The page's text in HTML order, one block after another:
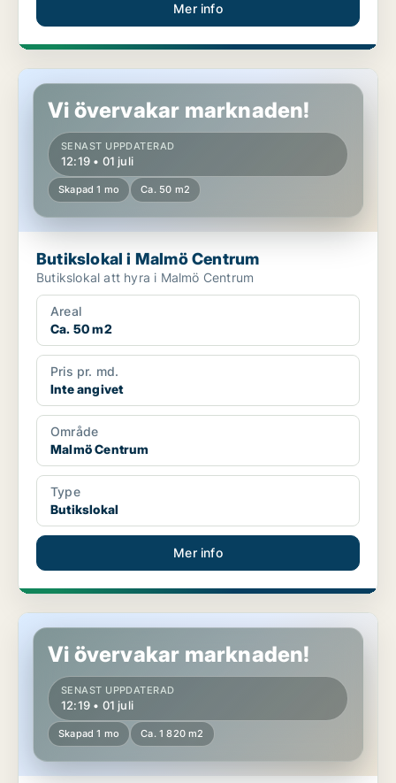
Mer info
Butikslokal i Malmö Centrum
Vi övervakar marknaden!
SENAST UPPDATERAD
12:19 • 01 juli
Skapad 1 mo Ca. 50 m2
Butikslokal i Malmö Centrum
Butikslokal att hyra i Malmö Centrum
Areal
Ca. 50 m2
Pris pr. md.
Inte angivet
Område
Malmö Centrum
Type
Butikslokal
Mer info
Butikslokal i Fosie
Vi övervakar marknaden!
SENAST UPPDATERAD
12:19 • 01 juli
Skapad 1 mo Ca. 1 820 m2